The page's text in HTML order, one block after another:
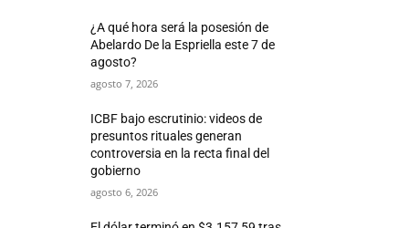
¿A qué hora será la posesión de
Abelardo De la Espriella este 7 de
agosto?
agosto 7, 2026
ICBF bajo escrutinio: videos de
presuntos rituales generan
controversia en la recta final del
gobierno
agosto 6, 2026